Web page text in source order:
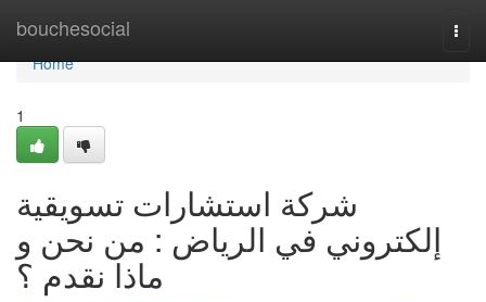
bouchesocial
Home
Home
1
شركة استشارات تسويقية
إلكتروني في الرياض : من نحن و
ماذا نقدم ؟